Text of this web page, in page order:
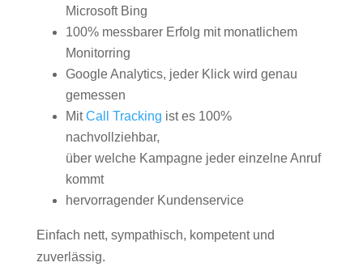
Microsoft Bing
100% messbarer Erfolg mit monatlichem
Monitorring
Google Analytics, jeder Klick wird genau
gemessen
MitCall Tracking ist es 100%
nachvollziehbar,
über welche Kampagne jeder einzelne Anruf
kommt
hervorragender Kundenservice
Einfach nett, sympathisch, kompetent und
zuverlässig.